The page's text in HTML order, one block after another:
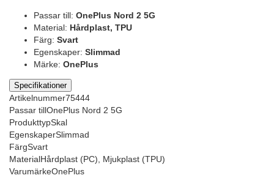
Passar till: OnePlus Nord 2 5G
Material: Hårdplast, TPU
Färg: Svart
Egenskaper: Slimmad
Märke: OnePlus
Specifikationer
Artikelnummer75444
Passar tillOnePlus Nord 2 5G
ProdukttypSkal
EgenskaperSlimmad
FärgSvart
MaterialHårdplast (PC), Mjukplast (TPU)
VarumärkeOnePlus